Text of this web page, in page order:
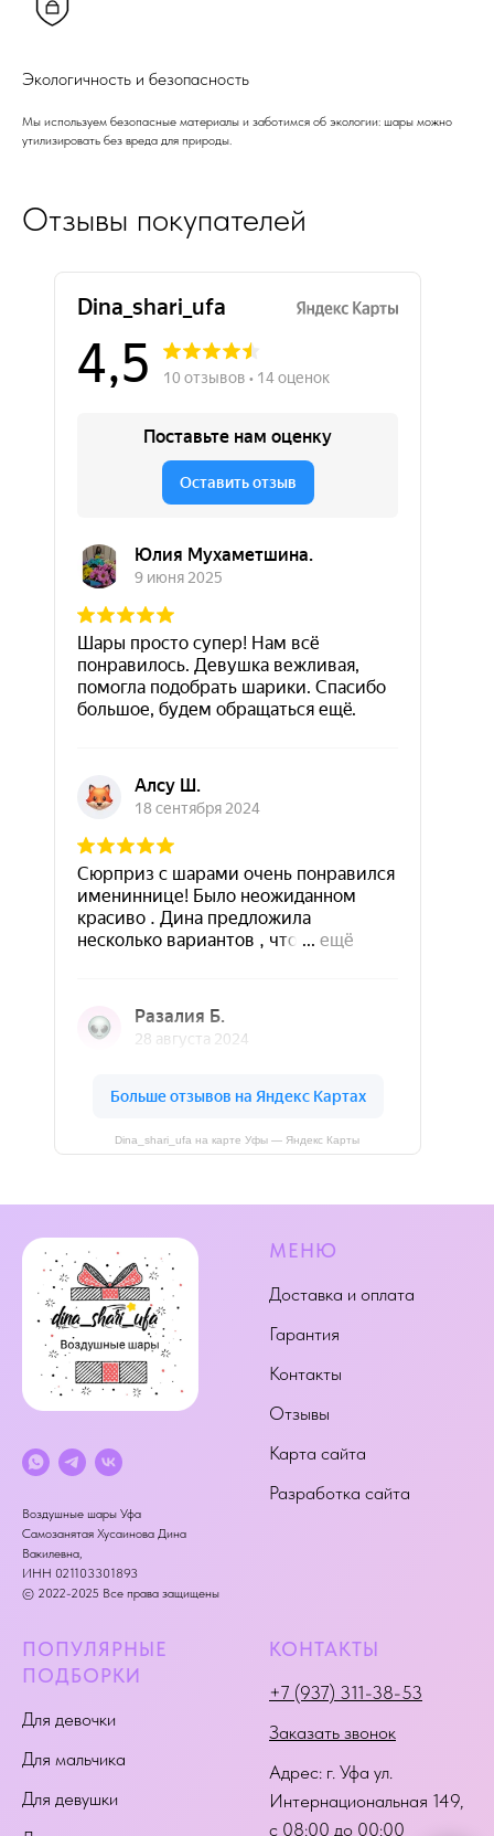
Экологичность и безопасность
Мы используем безопасные материалы и заботимся об экологии: шары можно
утилизировать без вреда для природы.
Отзывы покупателей
Dina_shari_ufa на карте Уфы — Яндекс Карты
Воздушные шары Уфа
Самозанятая Хусаинова Дина
Вакилевна,
ИНН 021103301893
© 2022-2025 Все права защищены
МЕНЮ
Доставка и оплата
Гарантия
Контакты
Отзывы
Карта сайта
Разработка сайта
ПОПУЛЯРНЫЕ
ПОДБОРКИ
Для девочки
Для мальчика
Для девушки
КОНТАКТЫ
+7 (937) 311-38-53
Заказать звонок
Адрес: г. Уфа ул.
Интернациональная 149,
с 08:00 до 00:00